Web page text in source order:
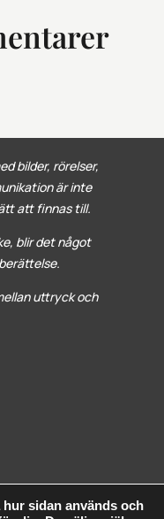
bilder, rörelser,
är inte
att finnas till.
blir det något
uttryck och
sidan används och